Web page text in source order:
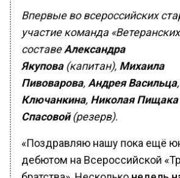
участие команда
составе Александра
Якупова (капитан),Михаила
Пивоварова,Андрея Васильца
Ключанкина,Николая Пищака
Спасовой(резерв).
дебютом на Всероссийской
братства». Несколько
недель